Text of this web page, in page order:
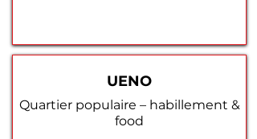
UENO
Quartier populaire – habillement &
food